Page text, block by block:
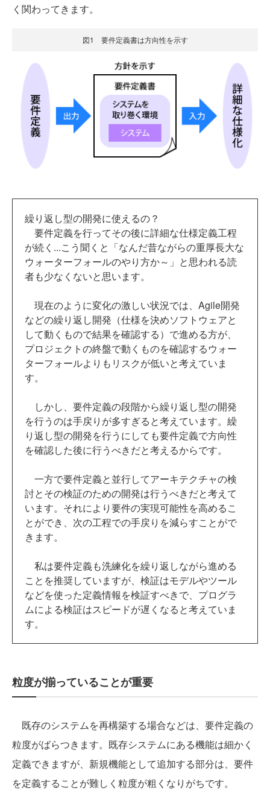
く関わってきます。
図1 要件定義書は方向性を示す
繰り返し型の開発に使えるの？
要件定義を行ってその後に詳細な仕様定義工程
が続く...こう聞くと「なんだ昔ながらの重厚長大な
ウォーターフォールのやり方か～」と思われる読
者も少なくないと思います。
現在のように変化の激しい状況では、Agile開発
などの繰り返し開発（仕様を決めソフトウェアと
して動くもので結果を確認する）で進める方が、
プロジェクトの終盤で動くものを確認するウォー
ターフォールよりもリスクが低いと考えていま
す。
しかし、要件定義の段階から繰り返し型の開発
を行うのは手戻りが多すぎると考えています。繰
り返し型の開発を行うにしても要件定義で方向性
を確認した後に行うべきだと考えるからです。
一方で要件定義と並行してアーキテクチャの検
討とその検証のための開発は行うべきだと考えて
います。それにより要件の実現可能性を高めるこ
とができ、次の工程での手戻りを減らすことがで
きます。
私は要件定義も洗練化を繰り返しながら進める
ことを推奨していますが、検証はモデルやツール
などを使った定義情報を検証すべきで、プログラ
ムによる検証はスピードが遅くなると考えていま
す。
粒度が揃っていることが重要
既存のシステムを再構築する場合などは、要件定義の
粒度がばらつきます。既存システムにある機能は細かく
定義できますが、新規機能として追加する部分は、要件
を定義することが難しく粒度が粗くなりがちです。